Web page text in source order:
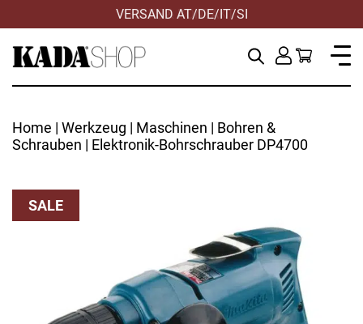
VERSAND AT/DE/IT/SI
Home | Werkzeug | Maschinen | Bohren &
Schrauben | Elektronik-Bohrschrauber DP4700
SALE